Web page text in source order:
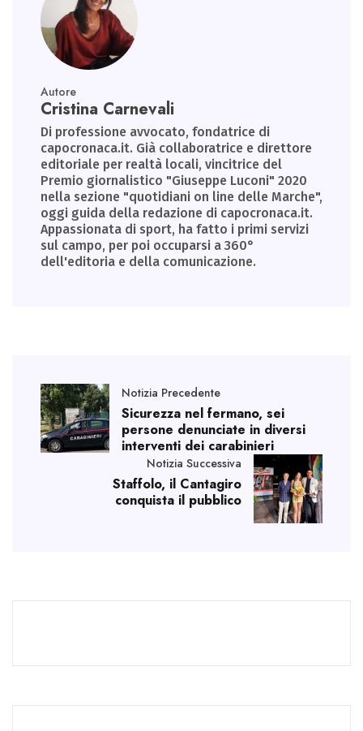
Autore
Cristina Carnevali
Di professione avvocato, fondatrice di
capocronaca.it. Già collaboratrice e direttore
editoriale per realtà locali, vincitrice del
Premio giornalistico "Giuseppe Luconi" 2020
nella sezione "quotidiani on line delle Marche",
oggi guida della redazione di capocronaca.it.
Appassionata di sport, ha fatto i primi servizi
sul campo, per poi occuparsi a 360°
dell'editoria e della comunicazione.
Notizia Precedente
Sicurezza nel fermano, sei
persone denunciate in diversi
interventi dei carabinieri
Notizia Successiva
Staffolo, il Cantagiro
conquista il pubblico